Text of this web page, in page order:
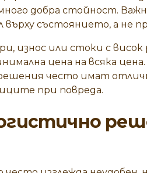
добра стойност.
състоянието, а не
износ или стоки с
цена на всяка
често имат
при повреда.